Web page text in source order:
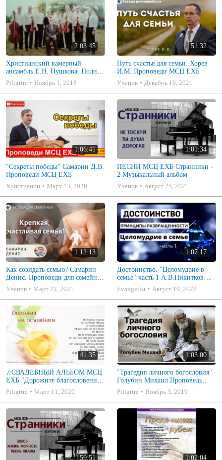
2:03:45
Христианский камерный
ансамбль Е.Н. Пушкова. Полное
собрание
Piligrim Ноябрь 1, 2018
51:32
Путь счастья для семьи. Хорев
И.М. Проповеди МСЦ ЕХБ
Ученик
Декабрь 19, 2021
1:06:41
"Секреты победы" Самарин Д.В.
Проповеди МСЦ ЕХБ
Христианин
Март 13, 2020
1:01:34
ПЕСНИ МСЦ ЕХБ Странники -
2 Музыкальный альбом
Ученик
Август 25, 2021
1:12:13
Как созидать семью? Самарин
Денис. Проповеди для семейных
МСЦ ЕХБ
Ученик Март 22, 2021
1:07:17
Достоинство. "Целомудрие в
семье" часть 1 А.В.Никитков
Беседа для семейных МСЦ ЕХБ
Evangelist Август 19, 2022
41:35
♫СВАДЕБНЫЙ АЛЬБОМ МСЦ
ЕХБ "Дорожите благословением
- Христианские песни.
Музыкальный диск. Псалмы
Piligrim Март 11, 2020
1:03:00
"Трагедия личного богословия"
Голубин Михаил Проповедь
2019
Piligrim Ноябрь 3, 2019
59:51 1:02:04